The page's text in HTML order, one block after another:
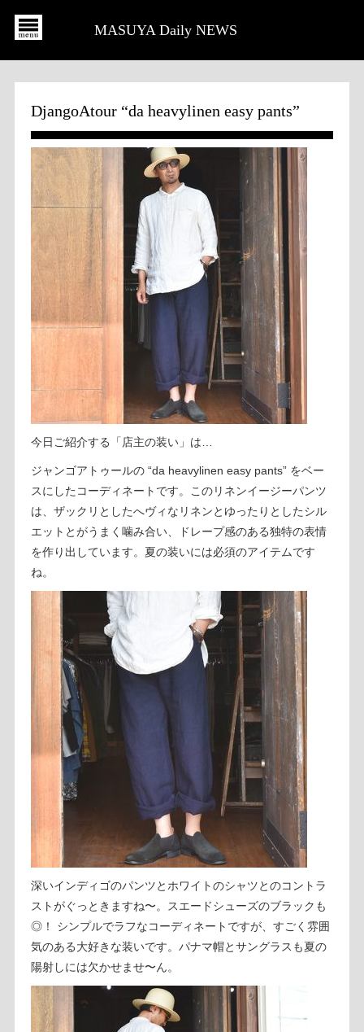
MASUYA Daily NEWS
DjangoAtour “da heavylinen easy pants”
今日ご紹介する「店主の装い」は…
ジャンゴアトゥールの “da heavylinen easy pants” をベー
スにしたコーディネートです。このリネンイージーパンツ
は、ザックリとしたへヴィなリネンとゆったりとしたシル
エットとがうまく噛み合い、ドレープ感のある独特の表情
を作り出しています。夏の装いには必須のアイテムです
ね。
深いインディゴのパンツとホワイトのシャツとのコントラ
ストがぐっときますね〜。スエードシューズのブラックも
◎！ シンプルでラフなコーディネートですが、すごく雰囲
気のある大好きな装いです。パナマ帽とサングラスも夏の
陽射しには欠かせませ〜ん。